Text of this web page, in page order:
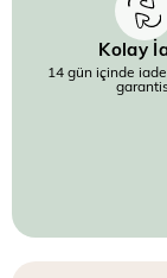
Kolay
14 gün içinde